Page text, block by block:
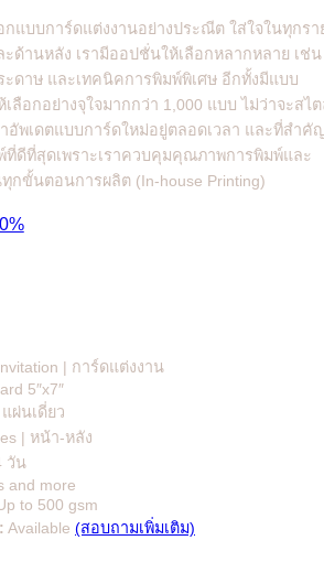
กแบบการ์ดแต่งงานอย่างประณีต ใส่ใจในทุกรา
ด้านหลัง เรามีออปชั่นให้เลือกหลากหลาย เช่น
ะดาษ และเทคนิคการพิมพ์พิเศษ อีกทั้งมีแบบ
ลือกอย่างจุใจมากกว่า 1,000 แบบ ไม่ว่าจะสไ
อัพเดตแบบการ์ดใหม่อยู่ตลอดเวลา และที่สำคั
ที่ดีที่สุดเพราะเราควบคุมคุณภาพการพิมพ์และ
กขั้นตอนการผลิต (In-house Printing)
| การ์ดแต่งงาน
5″x7″
ผ่นเดี่ยว
| หน้า-หลัง
วัน
and more
to 500 gsm
Available (สอบถามเพิ่มเติม)